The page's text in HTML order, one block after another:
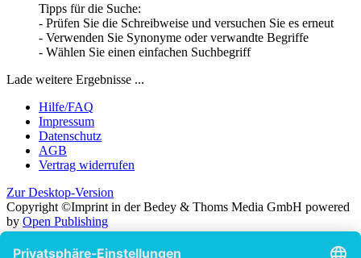
Tipps für die Suche:
- Prüfen Sie die Schreibweise und versuchen Sie es erneut
- Verwenden Sie Synonyme oder verwandte Begriffe
- Wählen Sie einen einfachen Suchbegriff
Lade weitere Ergebnisse ...
Hilfe/FAQ
Impressum
Datenschutz
AGB
Vertrag widerrufen
Zur Desktop-Version
Copyright ©Imprint in der Bedey & Thoms Media GmbH powered
by Open Publishing
Zurück
Suche in